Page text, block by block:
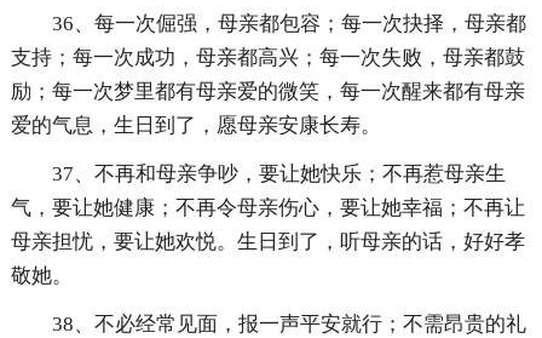
36、每一次倔强，母亲都包容；每一次抉择，母亲都
支持；每一次成功，母亲都高兴；每一次失败，母亲都鼓
励；每一次梦里都有母亲爱的微笑，每一次醒来都有母亲
爱的气息，生日到了，愿母亲安康长寿。
37、不再和母亲争吵，要让她快乐；不再惹母亲生
气，要让她健康；不再令母亲伤心，要让她幸福；不再让
母亲担忧，要让她欢悦。生日到了，听母亲的话，好好孝
敬她。
38、不必经常见面，报一声平安就行；不需昂贵的礼